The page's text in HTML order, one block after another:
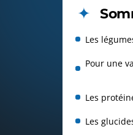
Les
Pour une
Les
Les